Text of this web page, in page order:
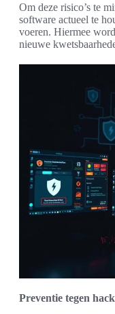
Om deze risico’s te
software actueel te
voeren. Hiermee
nieuwe
Preventie tegen